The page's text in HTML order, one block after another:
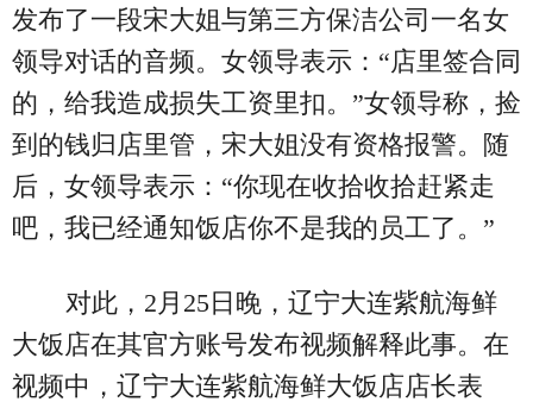
发布了一段宋大姐与第三方保洁公司一名女
领导对话的音频。女领导表示：“店里签合同
的，给我造成损失工资里扣。”女领导称，捡
到的钱归店里管，宋大姐没有资格报警。随
后，女领导表示：“你现在收拾收拾赶紧走
吧，我已经通知饭店你不是我的员工了。”
对此，2月25日晚，辽宁大连紫航海鲜
大饭店在其官方账号发布视频解释此事。在
视频中，辽宁大连紫航海鲜大饭店店长表